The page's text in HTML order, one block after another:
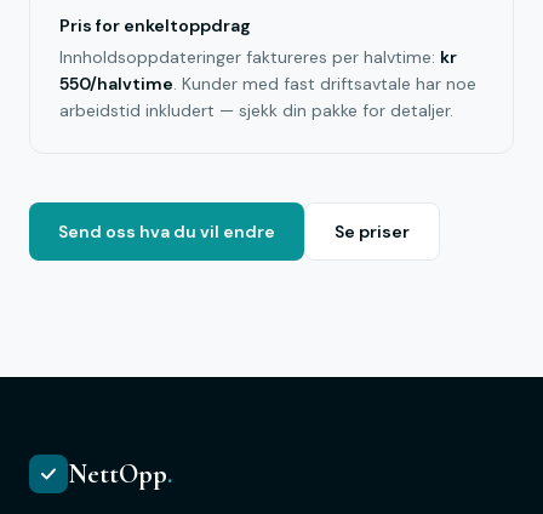
Pris for enkeltoppdrag
Innholdsoppdateringer faktureres per halvtime: kr
550/halvtime. Kunder med fast driftsavtale har noe
arbeidstid inkludert — sjekk din pakke for detaljer.
Send oss hva du vil endre Se priser
NettOpp.